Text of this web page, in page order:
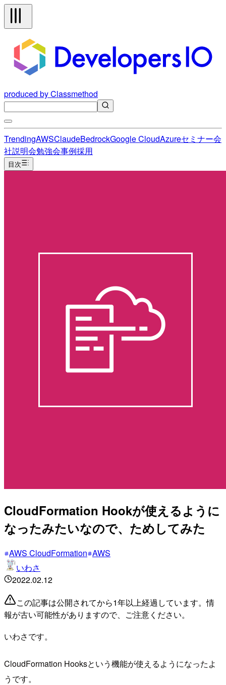
produced by Classmethod
TrendingAWSClaudeBedrockGoogle CloudAzureセミナー会
社説明会勉強会事例採用
目次
CloudFormation Hookが使えるように
なったみたいなので、ためしてみた
AWS CloudFormation AWS
いわさ
2022.02.12
この記事は公開されてから1年以上経過しています。情
報が古い可能性がありますので、ご注意ください。
いわさです。
CloudFormation Hooksという機能が使えるようになったよ
うです。